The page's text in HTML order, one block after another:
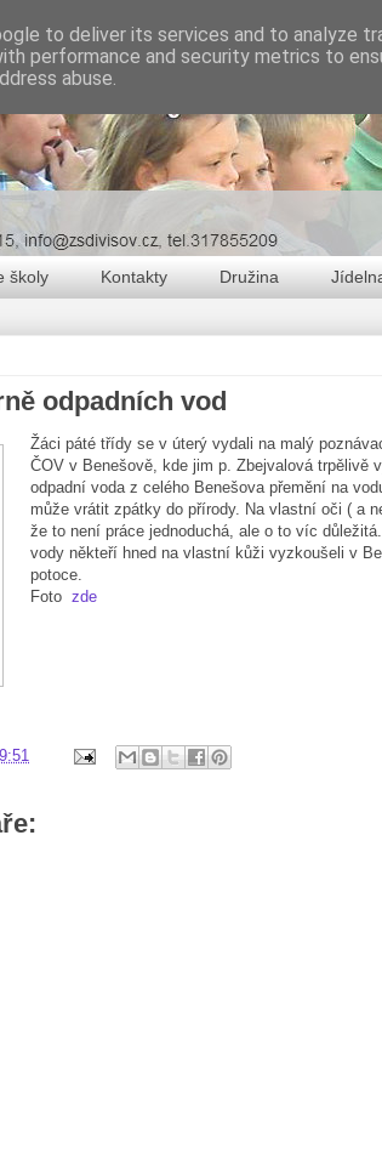
školy Kontakty Družina
odpadních vod
Žáci páté třídy se v úterý vydali na malý
ČOV v Benešově, kde jim p. Zbejvalová trpělivě
odpadní voda z celého Benešova přemění na
může vrátit zpátky do přírody. Na vlastní oči ( a
že to není práce jednoduchá, ale o to víc
vody někteří hned na vlastní kůži vyzkoušeli v
potoce.
Foto zde
to deliver its services and to analyze
performance and security metrics to
abuse.